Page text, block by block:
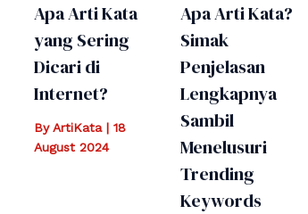
Apa Arti Kata
yang Sering
Dicari di
Internet?
ByArtiKata | 18
August 2024
Apa Arti Kata?
Simak
Penjelasan
Lengkapnya
Sambil
Menelusuri
Trending
Keywords